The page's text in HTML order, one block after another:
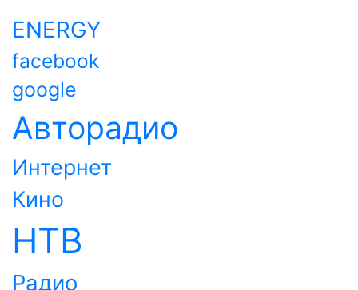
ENERGY
facebook
google
Авторадио
Интернет
Кино
НТВ
Радио